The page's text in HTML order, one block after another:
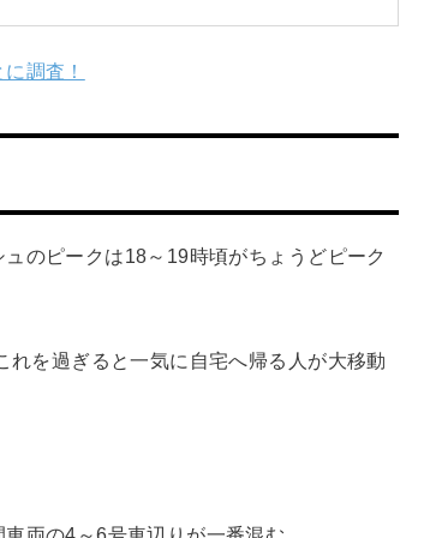
調査！
のピークは18～19時頃がちょうどピーク
を過ぎると一気に自宅へ帰る人が大移動